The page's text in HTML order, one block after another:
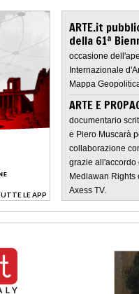
LE APP
ARTE.it
della 61ª
occasione
Internazionale
Mappa
ARTE E
documentario
e Piero Muscarà
collaborazione
grazie all'accordo
Mediawan Rights
Axess TV.